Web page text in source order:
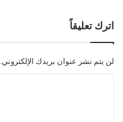
اترك تعليقاً
لن يتم نشر عنوان بريدك الإلكتروني.